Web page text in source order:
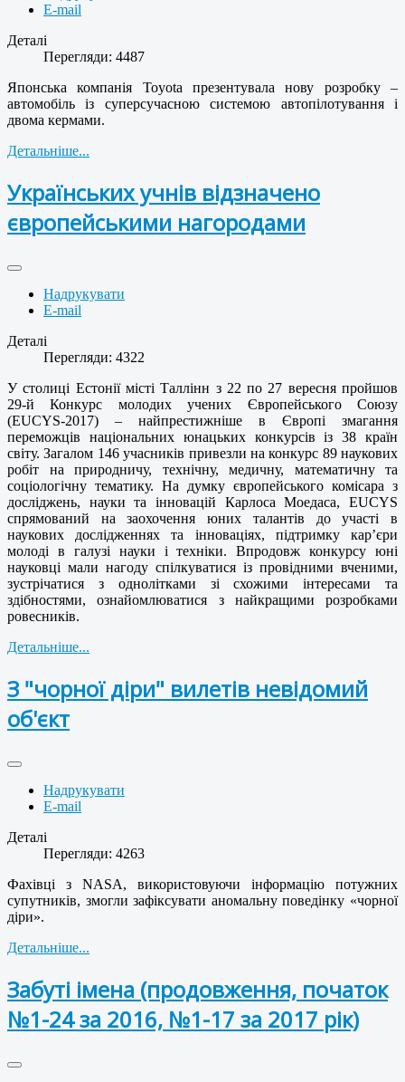
E-mail
Деталі
Перегляди: 4487
Японська компанія Toyota презентувала нову розробку –
автомобіль із суперсучасною системою автопілотування і
двома кермами.
Детальніше...
Українських учнів відзначено
європейськими нагородами
Надрукувати
E-mail
Деталі
Перегляди: 4322
У столиці Естонії місті Таллінн з 22 по 27 вересня пройшов
29-й Конкурс молодих учених Європейського Союзу
(EUCYS-2017) – найпрестижніше в Європі змагання
переможців національних юнацьких конкурсів із 38 країн
світу. Загалом 146 учасників привезли на конкурс 89 наукових
робіт на природничу, технічну, медичну, математичну та
соціологічну тематику. На думку європейського комісара з
досліджень, науки та інновацій Карлоса Моедаса, EUCYS
спрямований на заохочення юних талантів до участі в
наукових дослідженнях та інноваціях, підтримку кар’єри
молоді в галузі науки і техніки. Впродовж конкурсу юні
науковці мали нагоду спілкуватися із провідними вченими,
зустрічатися з однолітками зі схожими інтересами та
здібностями, ознайомлюватися з найкращими розробками
ровесників.
Детальніше...
З "чорної діри" вилетів невідомий
об'єкт
Надрукувати
E-mail
Деталі
Перегляди: 4263
Фахівці з NASA, використовуючи інформацію потужних
супутників, змогли зафіксувати аномальну поведінку «чорної
діри».
Детальніше...
Забуті імена (продовження, початок
№1-24 за 2016, №1-17 за 2017 рік)